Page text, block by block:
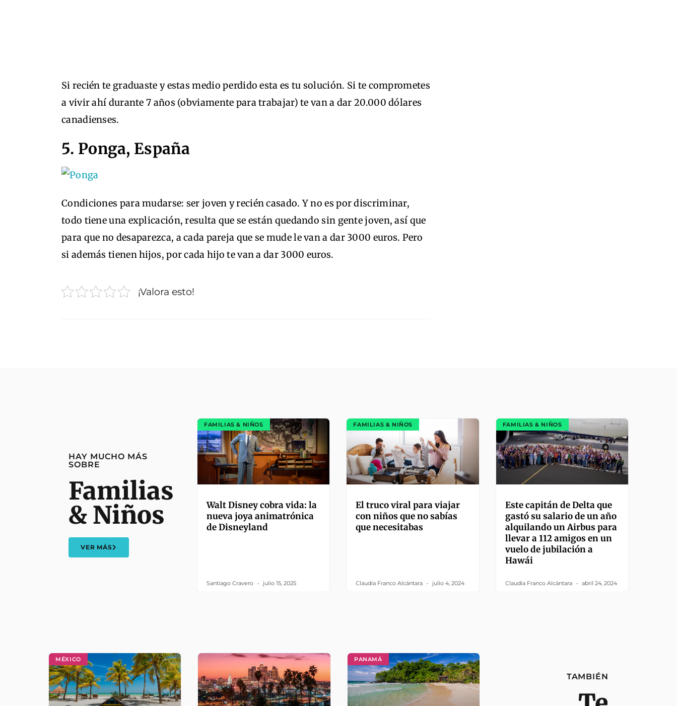
Si recién te graduaste y estas medio perdido esta es tu solución. Si te comprometes
a vivir ahí durante 7 años (obviamente para trabajar) te van a dar 20.000 dólares
canadienses.
5. Ponga, España
Condiciones para mudarse: ser joven y recién casado. Y no es por discriminar,
todo tiene una explicación, resulta que se están quedando sin gente joven, así que
para que no desaparezca, a cada pareja que se mude le van a dar 3000 euros. Pero
si además tienen hijos, por cada hijo te van a dar 3000 euros.
¡Valora esto!
HAY MUCHO MÁS
SOBRE
Familias
& Niños
VER MÁS
FAMILIAS & NIÑOS
Walt Disney cobra vida: la
nueva joya animatrónica
de Disneyland
Santiago Cravero julio 15, 2025
FAMILIAS & NIÑOS
El truco viral para viajar
con niños que no sabías
que necesitabas
Claudia Franco Alcántara julio 4, 2024
FAMILIAS & NIÑOS
Este capitán de Delta que
gastó su salario de un año
alquilando un Airbus para
llevar a 112 amigos en un
vuelo de jubilación a
Hawái
Claudia Franco Alcántara abril 24, 2024
MÉXICO PANAMÁ
TAMBIÉN